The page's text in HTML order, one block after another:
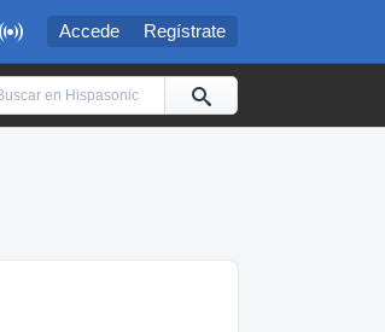
 Accede Regístrate